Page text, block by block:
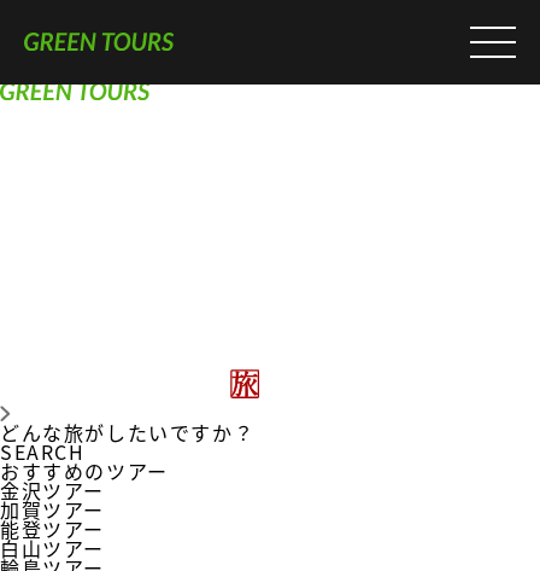
どんな旅がしたいですか？
SEARCH
おすすめのツアー
金沢ツアー
加賀ツアー
能登ツアー
白山ツアー